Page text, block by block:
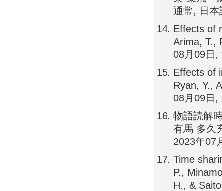
通常, 日本
Effects of
Arima, T.,
08月09日,
Effects of
Ryan, Y.,
08月09日,
物語読解
有馬 多久
2023年07
Time
P.,
H., &